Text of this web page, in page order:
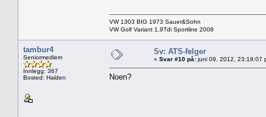
VW 1303 BIG 1973 Sauer&Sohn
VW Golf Variant 1,9Tdi Sportline 2008
tambur4
Seniormedlem
Innlegg: 367
Bosted: Halden
Sv: ATS-felger
« Svar #10 på: juni 09, 2012, 23:19:07
Noen?